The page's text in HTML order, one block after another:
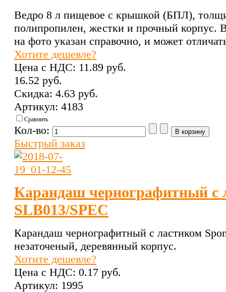
Ведро 8 л пищевое с крышкой (БПЛ),
полипропилен, жестки и прочный корпус.
на фото указан справочно, и может
Хотите дешевле?
Цена с НДС: 11.89 pуб.
16.52 pуб.
Скидка: 4.63 pуб.
Артикул: 4183
Сравнить
Кол-во:
Быстрый заказ
Карандаш чернографитный с
SLB013/SPEC
Карандаш чернографитный с ластиком
незаточеный, деревянный корпус.
Хотите дешевле?
Цена с НДС: 0.17 pуб.
Артикул: 1995